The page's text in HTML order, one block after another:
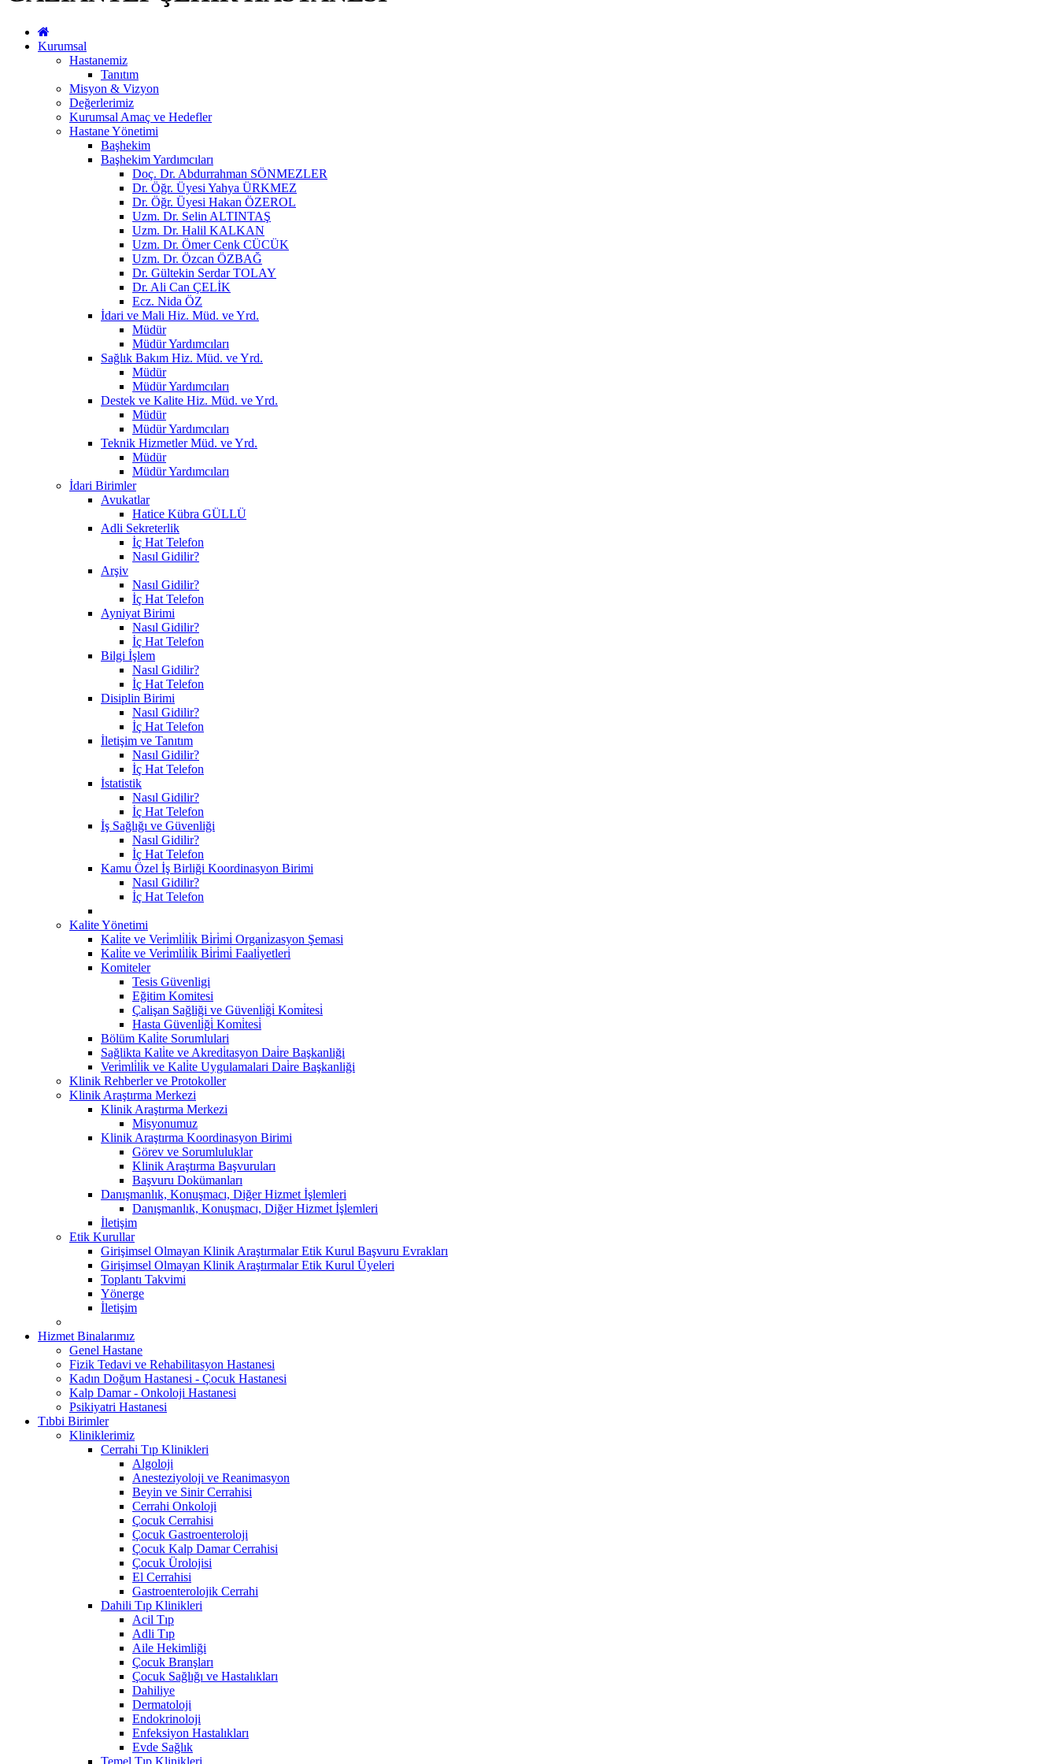
Kurumsal
Hastanemiz
Tanıtım
Misyon & Vizyon
Değerlerimiz
Kurumsal Amaç ve Hedefler
Hastane Yönetimi
Başhekim
Başhekim Yardımcıları
Doç. Dr. Abdurrahman SÖNMEZLER
Dr. Öğr. Üyesi Yahya ÜRKMEZ
Dr. Öğr. Üyesi Hakan ÖZEROL
Uzm. Dr. Selin ALTINTAŞ
Uzm. Dr. Halil KALKAN
Uzm. Dr. Ömer Cenk CÜCÜK
Uzm. Dr. Özcan ÖZBAĞ
Dr. Gültekin Serdar TOLAY
Dr. Ali Can ÇELİK
Ecz. Nida ÖZ
İdari ve Mali Hiz. Müd. ve Yrd.
Müdür
Müdür Yardımcıları
Sağlık Bakım Hiz. Müd. ve Yrd.
Müdür
Müdür Yardımcıları
Destek ve Kalite Hiz. Müd. ve Yrd.
Müdür
Müdür Yardımcıları
Teknik Hizmetler Müd. ve Yrd.
Müdür
Müdür Yardımcıları
İdari Birimler
Avukatlar
Hatice Kübra GÜLLÜ
Adli Sekreterlik
İç Hat Telefon
Nasıl Gidilir?
Arşiv
Nasıl Gidilir?
İç Hat Telefon
Ayniyat Birimi
Nasıl Gidilir?
İç Hat Telefon
Bilgi İşlem
Nasıl Gidilir?
İç Hat Telefon
Disiplin Birimi
Nasıl Gidilir?
İç Hat Telefon
İletişim ve Tanıtım
Nasıl Gidilir?
İç Hat Telefon
İstatistik
Nasıl Gidilir?
İç Hat Telefon
İş Sağlığı ve Güvenliği
Nasıl Gidilir?
İç Hat Telefon
Kamu Özel İş Birliği Koordinasyon Birimi
Nasıl Gidilir?
İç Hat Telefon
Kalite Yönetimi
Kali̇te ve Veri̇mli̇li̇k Bi̇ri̇mi̇ Organi̇zasyon Şemasi
Kali̇te ve Veri̇mli̇li̇k Bi̇ri̇mi̇ Faali̇yetleri̇
Komiteler
Tesis Güvenligi
Eğitim Komitesi
Çalişan Sağliği ve Güvenli̇ği̇ Komi̇tesi̇
Hasta Güvenli̇ği̇ Komi̇tesi̇
Bölüm Kali̇te Sorumlulari
Sağlikta Kali̇te ve Akredi̇tasyon Dai̇re Başkanliği
Veri̇mli̇li̇k ve Kali̇te Uygulamalari Dai̇re Başkanliği
Klinik Rehberler ve Protokoller
Klinik Araştırma Merkezi
Klinik Araştırma Merkezi
Misyonumuz
Klinik Araştırma Koordinasyon Birimi
Görev ve Sorumluluklar
Klinik Araştırma Başvuruları
Başvuru Dokümanları
Danışmanlık, Konuşmacı, Diğer Hizmet İşlemleri
Danışmanlık, Konuşmacı, Diğer Hizmet İşlemleri
İletişim
Etik Kurullar
Girişimsel Olmayan Klinik Araştırmalar Etik Kurul Başvuru Evrakları
Girişimsel Olmayan Klinik Araştırmalar Etik Kurul Üyeleri
Toplantı Takvimi
Yönerge
İletişim
Hizmet Binalarımız
Genel Hastane
Fizik Tedavi ve Rehabilitasyon Hastanesi
Kadın Doğum Hastanesi - Çocuk Hastanesi
Kalp Damar - Onkoloji Hastanesi
Psikiyatri Hastanesi
Tıbbi Birimler
Kliniklerimiz
Cerrahi Tıp Klinikleri
Algoloji
Anesteziyoloji ve Reanimasyon
Beyin ve Sinir Cerrahisi
Cerrahi Onkoloji
Çocuk Cerrahisi
Çocuk Gastroenteroloji
Çocuk Kalp Damar Cerrahisi
Çocuk Ürolojisi
El Cerrahisi
Gastroenterolojik Cerrahi
Dahili Tıp Klinikleri
Acil Tıp
Adli Tıp
Aile Hekimliği
Çocuk Branşları
Çocuk Sağlığı ve Hastalıkları
Dahiliye
Dermatoloji
Endokrinoloji
Enfeksiyon Hastalıkları
Evde Sağlık
Temel Tıp Klinikleri